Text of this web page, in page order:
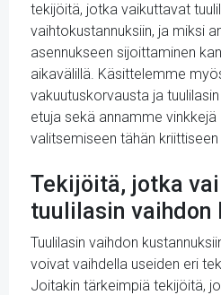
tekijöitä, jotka vaikuttavat
vaihtokustannuksiin, ja miksi
asennukseen sijoittaminen
aikavälillä. Käsittelemme
vakuutuskorvausta ja
etuja sekä annamme
valitsemiseen tähän
Tekijöitä, jotka
tuulilasin vaihdon
Tuulilasin vaihdon
voivat vaihdella useiden eri
Joitakin tärkeimpiä tekijöitä,